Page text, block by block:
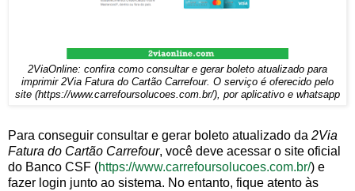
2ViaOnline: confira como consultar e gerar boleto atualizado para
imprimir 2Via Fatura do Cartão Carrefour. O serviço é oferecido pelo
site (https://www.carrefoursolucoes.com.br/), por aplicativo e whatsapp
Para conseguir consultar e gerar boleto atualizado da 2Via
Fatura do Cartão Carrefour, você deve acessar o site oficial
do Banco CSF (https://www.carrefoursolucoes.com.br/) e
fazer login junto ao sistema. No entanto, fique atento às